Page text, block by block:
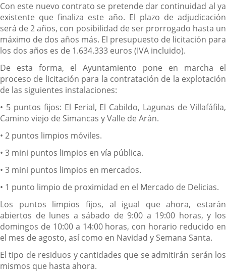
Con este nuevo contrato se pretende dar continuidad al ya
existente que finaliza este año. El plazo de adjudicación
será de 2 años, con posibilidad de ser prorrogado hasta un
máximo de dos años más. El presupuesto de licitación para
los dos años es de 1.634.333 euros (IVA incluido).
De esta forma, el Ayuntamiento pone en marcha el
proceso de licitación para la contratación de la explotación
de las siguientes instalaciones:
• 5 puntos fijos: El Ferial, El Cabildo, Lagunas de Villafáfila,
Camino viejo de Simancas y Valle de Arán.
• 2 puntos limpios móviles.
• 3 mini puntos limpios en vía pública.
• 3 mini puntos limpios en mercados.
• 1 punto limpio de proximidad en el Mercado de Delicias.
Los puntos limpios fijos, al igual que ahora, estarán
abiertos de lunes a sábado de 9:00 a 19:00 horas, y los
domingos de 10:00 a 14:00 horas, con horario reducido en
el mes de agosto, así como en Navidad y Semana Santa.
El tipo de residuos y cantidades que se admitirán serán los
mismos que hasta ahora.